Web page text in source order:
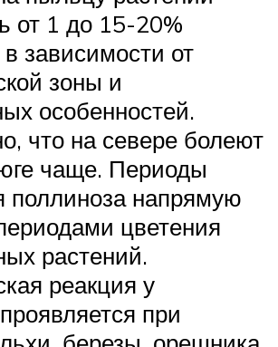
от 1 до 15-20%
зависимости от
зоны и
особенностей.
что на севере болеют
чаще. Периоды
поллиноза напрямую
цветения
растений.
реакция у
при